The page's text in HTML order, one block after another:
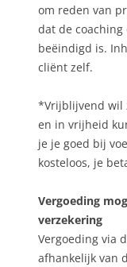
om reden van
dat de
beëindigd is.
cliënt zelf.
*Vrijblijvend wil
en in vrijheid
je je goed bij
kosteloos, je
Vergoeding
verzekering
Vergoeding via
afhankelijk van